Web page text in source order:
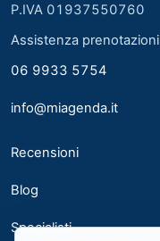
P.IVA 01937550760
Assistenza prenotazioni
06 9933 5754
info@miagenda.it
Recensioni
Blog
Specialisti